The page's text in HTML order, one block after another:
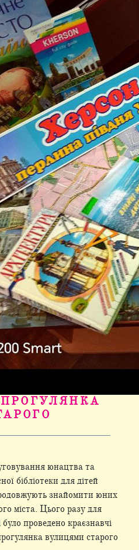
юнацтва та
бібліотеки для дітей
знайомити юних
міста. Цього разу для
проведено краєзнавчі
вулицями старого